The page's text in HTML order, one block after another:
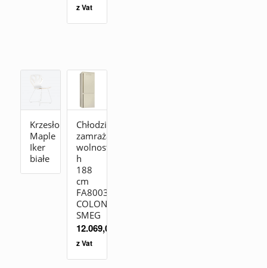
z Vat
Krzesło
Maple
Iker
białe
Chłodziarko-
zamrażarka
wolnostojąca
h
188
cm
FA8003PO
COLONIALE
SMEG
12.069,00
z Vat